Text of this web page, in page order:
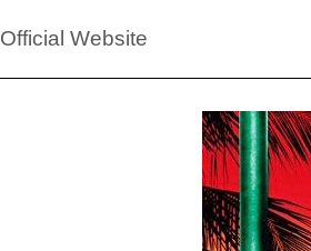
Official Website